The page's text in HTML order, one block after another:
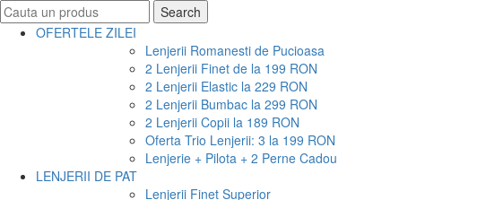
Search
for:
Search
OFERTELE ZILEI
Lenjerii Romanesti de Pucioasa
2 Lenjerii Finet de la 199 RON
2 Lenjerii Elastic la 229 RON
2 Lenjerii Bumbac la 299 RON
2 Lenjerii Copii la 189 RON
Oferta Trio Lenjerii: 3 la 199 RON
Lenjerie + Pilota + 2 Perne Cadou
LENJERII DE PAT
Lenjerii Finet Superior